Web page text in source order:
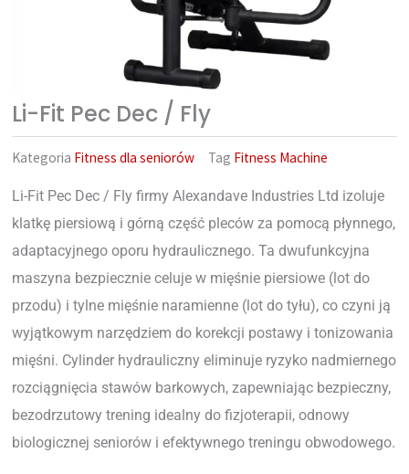
Li-Fit Pec Dec / Fly
Kategoria Fitness dla seniorów Tag Fitness Machine
Li-Fit Pec Dec / Fly firmy Alexandave Industries Ltd izoluje
klatkę piersiową i górną część pleców za pomocą płynnego,
adaptacyjnego oporu hydraulicznego. Ta dwufunkcyjna
maszyna bezpiecznie celuje w mięśnie piersiowe (lot do
przodu) i tylne mięśnie naramienne (lot do tyłu), co czyni ją
wyjątkowym narzędziem do korekcji postawy i tonizowania
mięśni. Cylinder hydrauliczny eliminuje ryzyko nadmiernego
rozciągnięcia stawów barkowych, zapewniając bezpieczny,
bezodrzutowy trening idealny do fizjoterapii, odnowy
biologicznej seniorów i efektywnego treningu obwodowego.